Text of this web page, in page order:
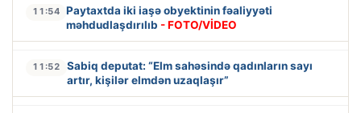
11:54 Paytaxtda iki iaşə obyektinin fəaliyyəti
məhdudlaşdırılıb - FOTO/VİDEO
11:52
Sabiq deputat: “Elm sahəsində qadınların sayı
artır, kişilər elmdən uzaqlaşır”